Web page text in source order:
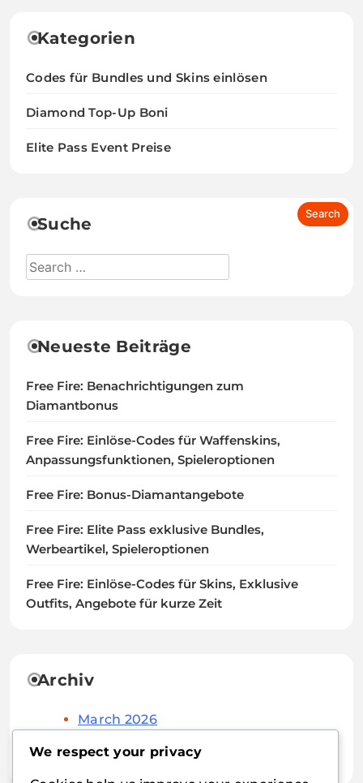
Kategorien
Codes für Bundles und Skins einlösen
Diamond Top-Up Boni
Elite Pass Event Preise
Suche
Neueste Beiträge
Free Fire: Benachrichtigungen zum
Diamantbonus
Free Fire: Einlöse-Codes für Waffenskins,
Anpassungsfunktionen, Spieleroptionen
Free Fire: Bonus-Diamantangebote
Free Fire: Elite Pass exklusive Bundles,
Werbeartikel, Spieleroptionen
Free Fire: Einlöse-Codes für Skins, Exklusive
Outfits, Angebote für kurze Zeit
Archiv
March 2026
We respect your privacy